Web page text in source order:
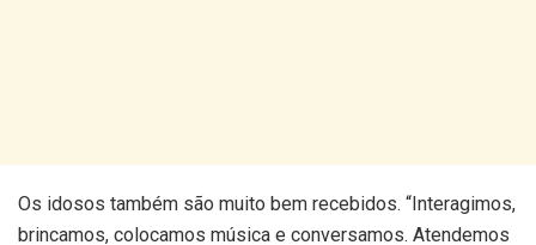
Os idosos também são muito bem recebidos. “Interagimos,
brincamos, colocamos música e conversamos. Atendemos